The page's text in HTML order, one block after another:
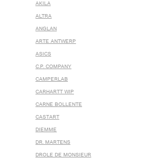
AKILA
ALTRA
ANGLAN
ARTE ANTWERP
ASICS
C.P. COMPANY
CAMPERLAB
CARHARTT WIP
CARNE BOLLENTE
CASTART
DIEMME
DR. MARTENS
DROLE DE MONSIEUR